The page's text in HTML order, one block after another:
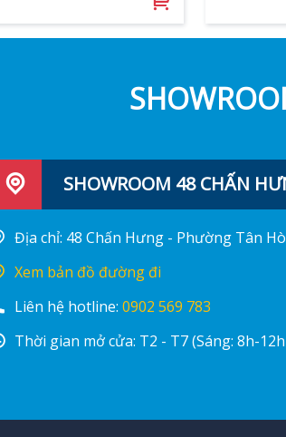
SHOWROOM 48 CHẤN
Địa chỉ: 48 Chấn Hưng - Phường Tân
Xem bản đồ đường đi
Liên hệ hotline: 0902 569 783
Thời gian mở cửa: T2 - T7 (Sáng: 8h-